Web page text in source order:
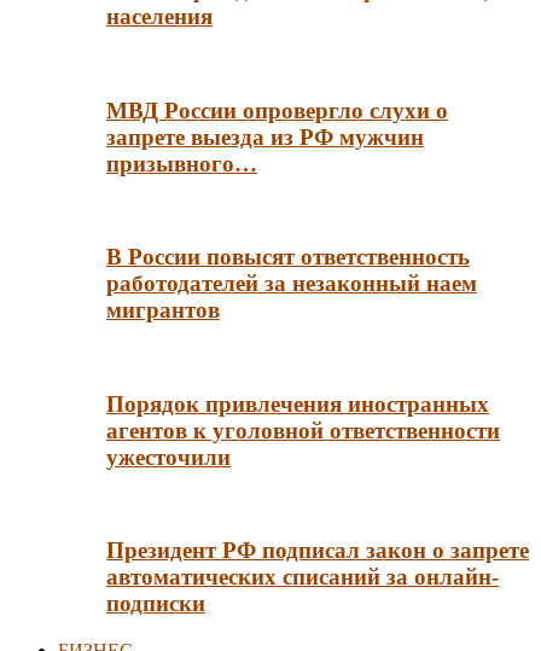
населения
МВД России опровергло слухи о
запрете выезда из РФ мужчин
призывного…
В России повысят ответственность
работодателей за незаконный наем
мигрантов
Порядок привлечения иностранных
агентов к уголовной ответственности
ужесточили
Президент РФ подписал закон о запрете
автоматических списаний за онлайн-
подписки